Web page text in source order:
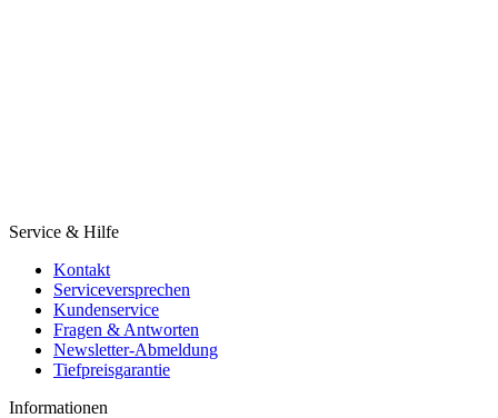
Service & Hilfe
Kontakt
Serviceversprechen
Kundenservice
Fragen & Antworten
Newsletter-Abmeldung
Tiefpreisgarantie
Informationen